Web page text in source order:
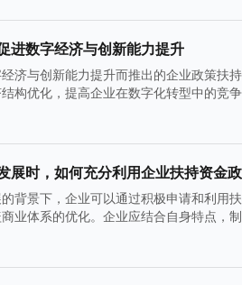
进数字经济与创新能力提升
济与创新能力提升而推出的企业政策扶
构优化，提高企业在数字化转型中的竞
展时，如何充分利用企业扶持资金
背景下，企业可以通过积极申请和利用
业体系的优化。企业应结合自身特点，